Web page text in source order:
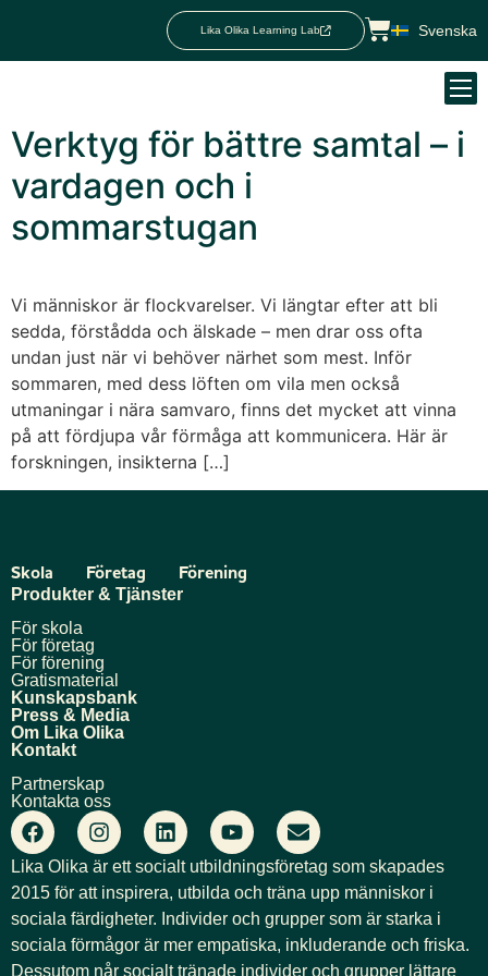
Lika Olika Learning Lab Svenska
Verktyg för bättre samtal – i
vardagen och i
sommarstugan
Vi människor är flockvarelser. Vi längtar efter att bli
sedda, förstådda och älskade – men drar oss ofta
undan just när vi behöver närhet som mest. Inför
sommaren, med dess löften om vila men också
utmaningar i nära samvaro, finns det mycket att vinna
på att fördjupa vår förmåga att kommunicera. Här är
forskningen, insikterna […]
Skola Företag Förening
Produkter & Tjänster
För skola
För företag
För förening
Gratismaterial
Kunskapsbank
Press & Media
Om Lika Olika
Kontakt
Partnerskap
Kontakta oss
Lika Olika är ett socialt utbildningsföretag som skapades
2015 för att inspirera, utbilda och träna upp människor i
sociala färdigheter. Individer och grupper som är starka i
sociala förmågor är mer empatiska, inkluderande och friska.
Dessutom når socialt tränade individer och grupper lättare